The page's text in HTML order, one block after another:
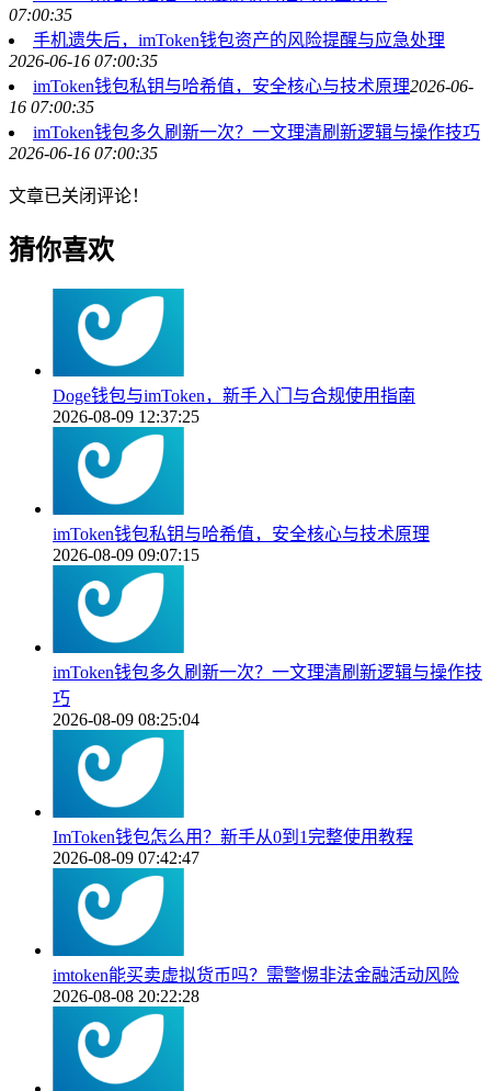
07:00:35
手机遗失后，imToken钱包资产的风险提醒与应急处理
2026-06-16 07:00:35
imToken钱包私钥与哈希值，安全核心与技术原理2026-06-
16 07:00:35
imToken钱包多久刷新一次？一文理清刷新逻辑与操作技巧
2026-06-16 07:00:35
文章已关闭评论！
猜你喜欢
Doge钱包与imToken，新手入门与合规使用指南
2026-08-09 12:37:25
imToken钱包私钥与哈希值，安全核心与技术原理
2026-08-09 09:07:15
imToken钱包多久刷新一次？一文理清刷新逻辑与操作技
巧
2026-08-09 08:25:04
ImToken钱包怎么用？新手从0到1完整使用教程
2026-08-09 07:42:47
imtoken能买卖虚拟货币吗？需警惕非法金融活动风险
2026-08-08 20:22:28